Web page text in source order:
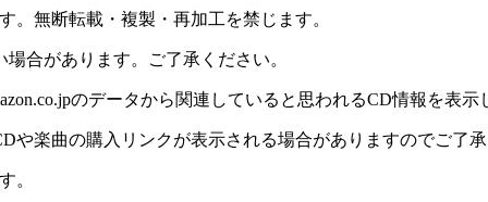
。無断転載・複製・再加工を禁じます。
合があります。ご了承ください。
のデータから関連していると思われるCD情報を表示
や楽曲の購入リンクが表示される場合がありますのでご了
。